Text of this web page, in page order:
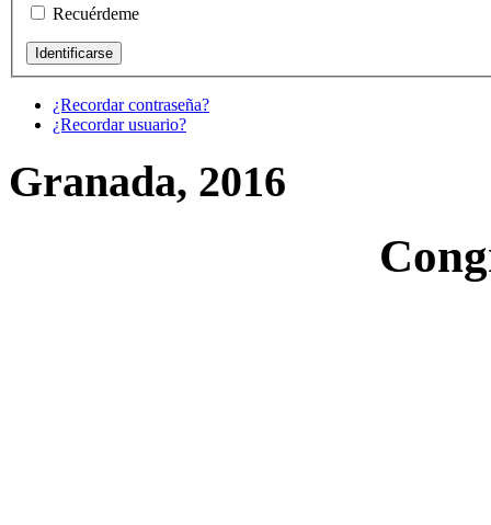
Recuérdeme
¿Recordar contraseña?
¿Recordar usuario?
Granada, 2016